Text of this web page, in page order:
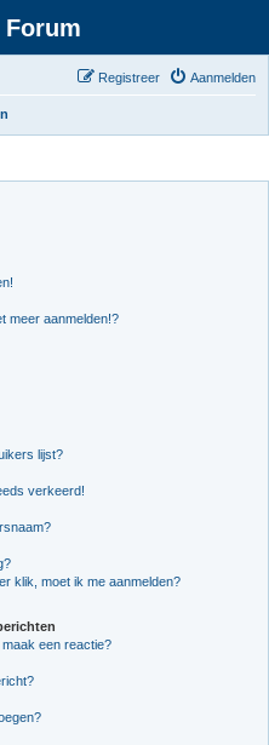
Aanmelden
Registreer
meer aanmelden!?
lijst?
verkeerd!
klik, moet ik me aanmelden?
een reactie?